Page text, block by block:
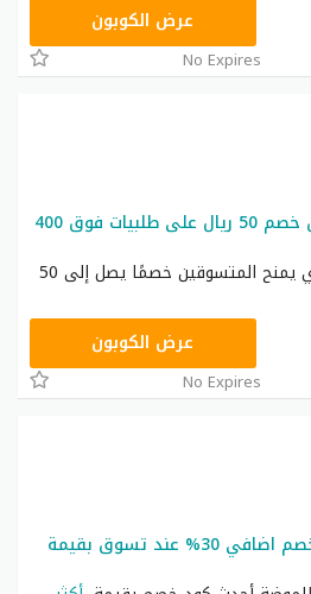
عرض الكوبون
No Expires
كود خصم شي ان فساتين خصم 50 ريال على طلبيات فوق 400
يتوفركود خصم شي إن الذي يمنح المتسوقين خصمًا يصل إلى 50
عرض الكوبون
No Expires
أحدث كود خصم شي ان خصم اضافي 30% عند تسوق بقيمة